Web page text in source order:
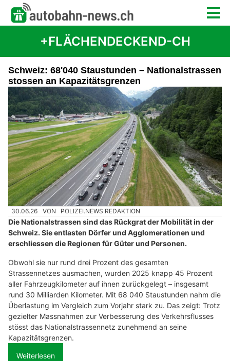
+FLÄCHENDECKEND-CH
Schweiz: 68'040 Staustunden – Nationalstrassen
stossen an Kapazitätsgrenzen
30.06.26 VON POLIZEI.NEWS REDAKTION
Die Nationalstrassen sind das Rückgrat der Mobilität in der
Schweiz. Sie entlasten Dörfer und Agglomerationen und
erschliessen die Regionen für Güter und Personen.
Obwohl sie nur rund drei Prozent des gesamten
Strassennetzes ausmachen, wurden 2025 knapp 45 Prozent
aller Fahrzeugkilometer auf ihnen zurückgelegt – insgesamt
rund 30 Milliarden Kilometer. Mit 68 040 Staustunden nahm die
Überlastung im Vergleich zum Vorjahr stark zu. Das zeigt: Trotz
gezielter Massnahmen zur Verbesserung des Verkehrsflusses
stösst das Nationalstrassennetz zunehmend an seine
Kapazitätsgrenzen.
Weiterlesen